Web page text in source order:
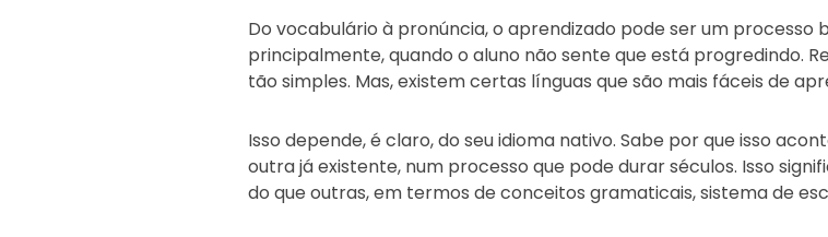
Do vocabulário à pronúncia, o aprendizado pode ser um
principalmente, quando o aluno não sente que está progredindo.
tão simples. Mas, existem certas línguas que são mais fáceis de
Isso depende, é claro, do seu idioma nativo. Sabe por que isso
outra já existente, num processo que pode durar séculos. Isso
do que outras, em termos de conceitos gramaticais, sistema de